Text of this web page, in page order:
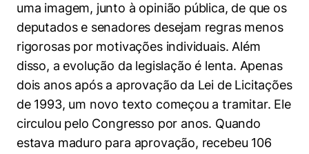
uma imagem, junto à opinião pública, de que os
deputados e senadores desejam regras menos
rigorosas por motivações individuais. Além
disso, a evolução da legislação é lenta. Apenas
dois anos após a aprovação da Lei de Licitações
de 1993, um novo texto começou a tramitar. Ele
circulou pelo Congresso por anos. Quando
estava maduro para aprovação, recebeu 106